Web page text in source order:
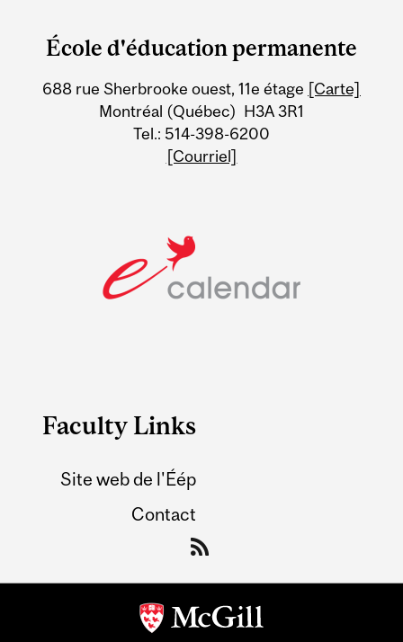
and
Information
École d'éducation permanente
688 rue Sherbrooke ouest, 11e étage [Carte]
Montréal (Québec) H3A 3R1
Tel.: 514-398-6200
[Courriel]
Faculty Links
Site web de l'Éép
Contact